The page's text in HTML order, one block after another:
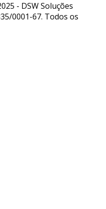
- DSW Soluções
0001-67. Todos os